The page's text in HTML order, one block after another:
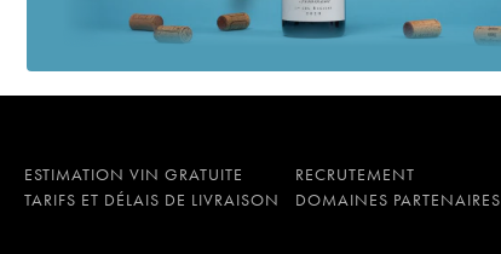
ESTIMATION VIN GRATUITE RECRUTEMENT
TARIFS ET DÉLAIS DE LIVRAISON
DOMAINES PARTENAIRES